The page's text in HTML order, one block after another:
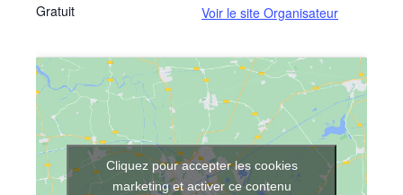
Gratuit
Voir le site Organisateur
Cliquez pour accepter les cookies
marketing et activer ce contenu